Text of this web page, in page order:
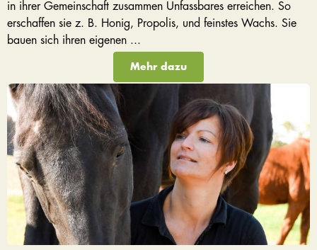
in ihrer Gemeinschaft zusammen Unfassbares erreichen. So
erschaffen sie z. B. Honig, Propolis, und feinstes Wachs. Sie
bauen sich ihren eigenen ...
Mehr dazu